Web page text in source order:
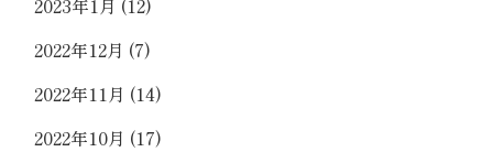
2022年12月 (7)
2022年11月 (14)
2022年10月 (17)